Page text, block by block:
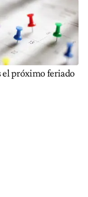
el próximo feriado